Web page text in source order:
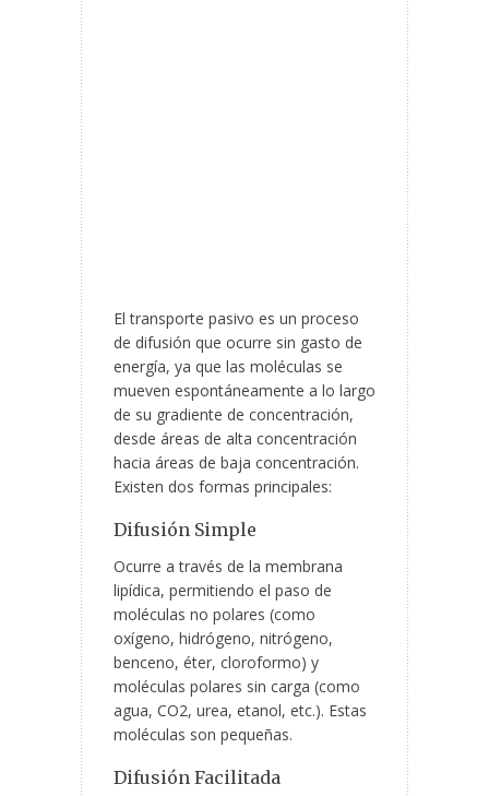
El transporte pasivo es un proceso
de difusión que ocurre sin gasto de
energía, ya que las moléculas se
mueven espontáneamente a lo largo
de su gradiente de concentración,
desde áreas de alta concentración
hacia áreas de baja concentración.
Existen dos formas principales:
Difusión Simple
Ocurre a través de la membrana
lipídica, permitiendo el paso de
moléculas no polares (como
oxígeno, hidrógeno, nitrógeno,
benceno, éter, cloroformo) y
moléculas polares sin carga (como
agua, CO2, urea, etanol, etc.). Estas
moléculas son pequeñas.
Difusión Facilitada